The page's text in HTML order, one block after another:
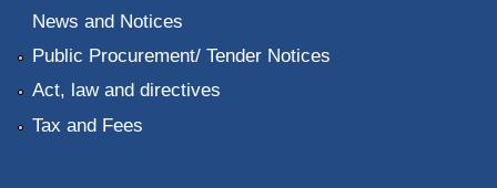
News and Notices
Public Procurement/ Tender Notices
Act, law and directives
Tax and Fees